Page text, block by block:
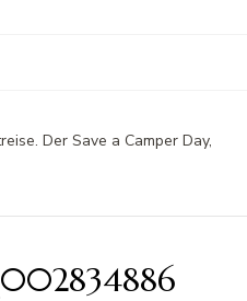
Der Save a Camper Day,